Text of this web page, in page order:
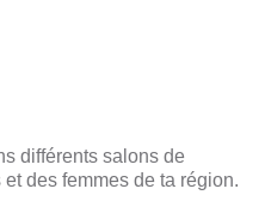
différents salons de
des femmes de ta région.